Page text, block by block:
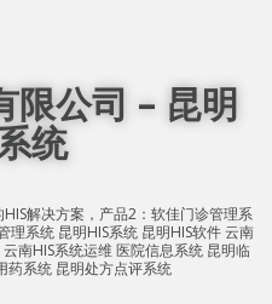
限公司 – 昆明
统
解决方案，产品2：软佳门诊管理系
系统 昆明HIS系统 昆明HIS软件 云南
南HIS系统运维 医院信息系统 昆明临
药系统 昆明处方点评系统